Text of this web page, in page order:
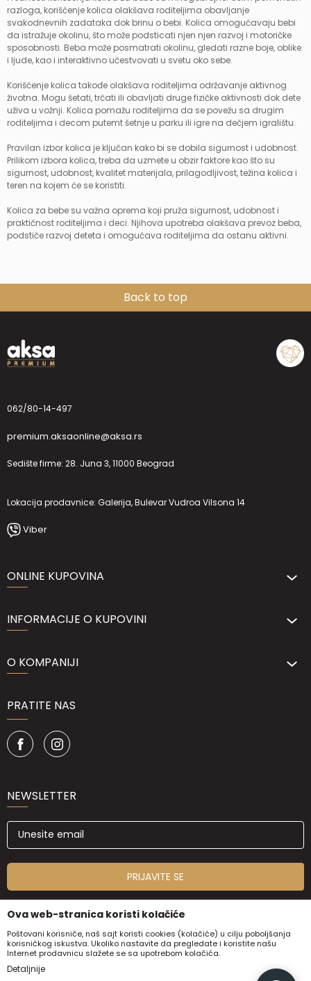
razloga, korišćenje kolica olakšava roditeljima obavljanje
svakodnevnih zadataka dok brinu o bebi. Kolica omogućavaju bebi
da istražuje okolinu, što može podsticati njen njen razvoj i motoričke
sposobnosti. Beba može posmatrati okolinu, gledati razne boje, oblike
i ljude, kao i interaktivno učestvovati u svetu oko sebe.
Korišćenje kolica takođe olakšava roditeljima održavanje aktivnog
životna. Mogu šetati, trčati ili obavljati druge fizičke aktivnosti dok dete
uživa u vožnji. Kolica pomažu roditeljima da se povežu sa drugim
roditeljima i decom putemt šetnje u parku ili igre na dečjem igralištu.
Pravilan izbor kolica je ključan kako bi se dobila sigurnost i udobnost.
Prilikom izbora kolica, treba da uzmete u obzir faktore kao što su
sigurnost, udobnost, kvalitet materijala, prilagodljivost, težina kolica i
teren na kojem će se koristiti.
Kolica za bebe su važna oprema koji pruža sigurnost, udobnost i
praktičnost roditeljima i deci. Njihova upotreba olakšava prevoz beba,
podstiče razvoj deteta i omogućava roditeljima da ostanu aktivni.
Back to top
062/80-14-497
premium.aksaonline@aksa.rs
Sedište firme: 28. Juna 3, 11000 Beograd
Lokacija prodavnice: Galerija, Bulevar Vudroa Vilsona 14
Viber
ONLINE KUPOVINA
INFORMACIJE O KUPOVINI
O KOMPANIJI
PRATITE NAS
NEWSLETTER
PRIJAVITE SE
Ova web-stranica koristi kolačiće
Poštovani korisniče, naš sajt koristi cookies (kolačiće) u cilju poboljšanja
korisničkog iskustva. Ukoliko nastavite da pregledate i koristite našu
Internet prodavnicu slažete se sa upotrebom kolačića.
Detaljnije